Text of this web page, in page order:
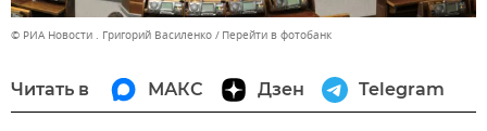
© РИА Новости . Григорий Василенко Перейти в фотобанк
Читать в МАКС Дзен Telegram